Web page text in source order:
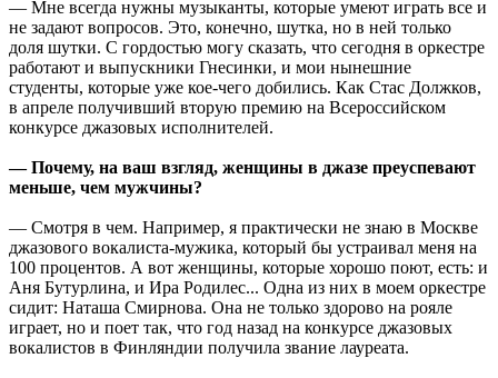
— Мне всегда нужны музыканты, которые умеют играть все и
не задают вопросов. Это, конечно, шутка, но в ней только
доля шутки. С гордостью могу сказать, что сегодня в оркестре
работают и выпускники Гнесинки, и мои нынешние
студенты, которые уже кое-чего добились. Как Стас Должков,
в апреле получивший вторую премию на Всероссийском
конкурсе джазовых исполнителей.
— Почему, на ваш взгляд, женщины в джазе преуспевают
меньше, чем мужчины?
— Смотря в чем. Например, я практически не знаю в Москве
джазового вокалиста-мужика, который бы устраивал меня на
100 процентов. А вот женщины, которые хорошо поют, есть: и
Аня Бутурлина, и Ира Родилес... Одна из них в моем оркестре
сидит: Наташа Смирнова. Она не только здорово на рояле
играет, но и поет так, что год назад на конкурсе джазовых
вокалистов в Финляндии получила звание лауреата.